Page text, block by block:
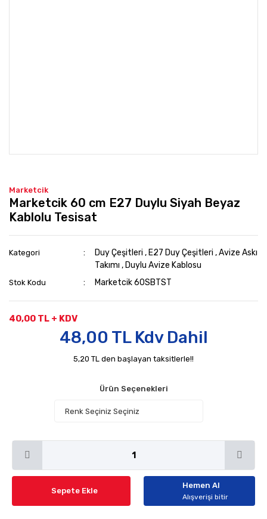
Marketcik
Marketcik 60 cm E27 Duylu Siyah Beyaz
Kablolu Tesisat
Kategori Duy Çeşitleri , E27 Duy Çeşitleri ,Avize Askı
Takımı , Duylu Avize Kablosu
Stok Kodu Marketcik 60SBTST
40,00 TL + KDV
48,00 TL Kdv Dahil
5,20 TL den başlayan taksitlerle!!
Ürün Seçenekleri
Sepete Ekle
Hemen Al
Alışverişi bitir